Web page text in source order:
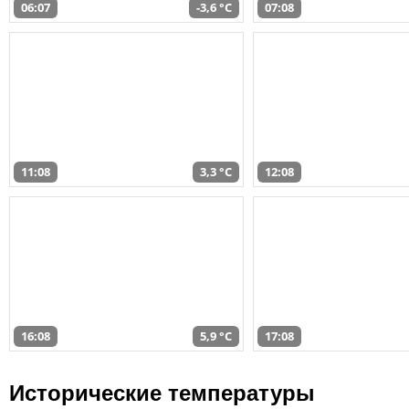
06:07 -3,6 °C 07:08
11:08 3,3 °C 12:08
16:08 5,9 °C 17:08
Исторические температуры